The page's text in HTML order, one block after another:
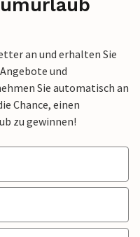
an und erhalten Sie
und
Sie automatisch an
Chance, einen
zu gewinnen!